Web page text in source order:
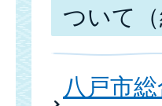
ついて（
八戸市